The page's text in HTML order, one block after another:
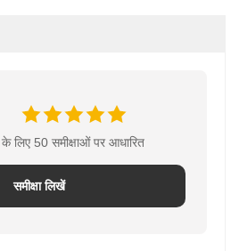
के लिए 50 समीक्षाओं पर आधारित
समीक्षा लिखें